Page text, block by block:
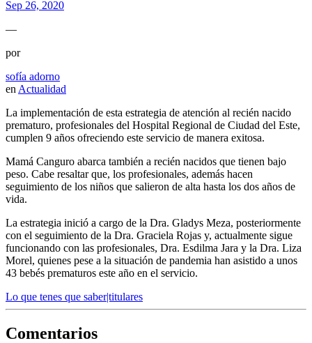
Sep 26, 2020
—
por
sofía adorno
en Actualidad
La implementación de esta estrategia de atención al recién nacido
prematuro, profesionales del Hospital Regional de Ciudad del Este,
cumplen 9 años ofreciendo este servicio de manera exitosa.
Mamá Canguro abarca también a recién nacidos que tienen bajo
peso. Cabe resaltar que, los profesionales, además hacen
seguimiento de los niños que salieron de alta hasta los dos años de
vida.
La estrategia inició a cargo de la Dra. Gladys Meza, posteriormente
con el seguimiento de la Dra. Graciela Rojas y, actualmente sigue
funcionando con las profesionales, Dra. Esdilma Jara y la Dra. Liza
Morel, quienes pese a la situación de pandemia han asistido a unos
43 bebés prematuros este año en el servicio.
Lo que tenes que saber|titulares
Comentarios